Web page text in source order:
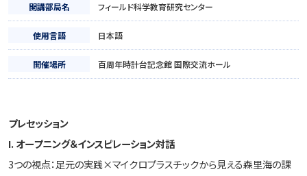
開講部局名 フィールド科学教育研究センター
使用言語 日本語
開催場所 百周年時計台記念館 国際交流ホール
プレセッション
I. オープニング＆インスピレーション対話
3つの視点：足元の実践×マイクロプラスチックから見える森里海の課